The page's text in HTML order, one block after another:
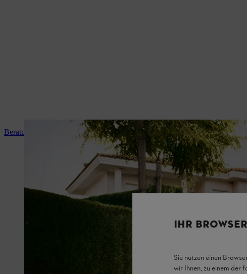
Beratung und Produkteinweisung
IHR
Sie nutzen einen
wir Ihnen, zu einem der